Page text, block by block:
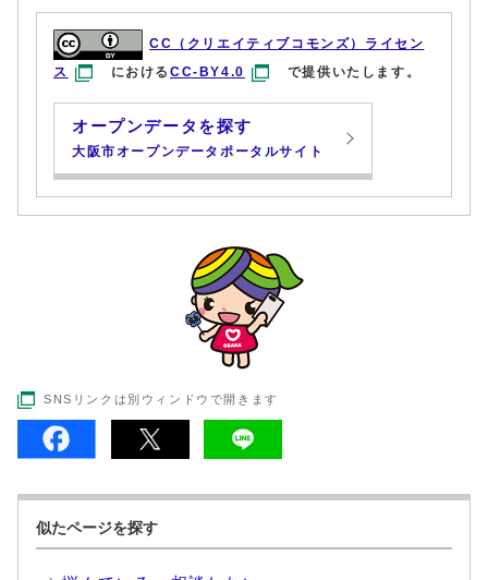
CC（クリエイティブコモンズ）ライセン
ス
におけるCC-BY4.0 で提供いたします。
オープンデータを探す
大阪市オープンデータポータルサイト
SNSリンクは別ウィンドウで開きます
似たページを探す